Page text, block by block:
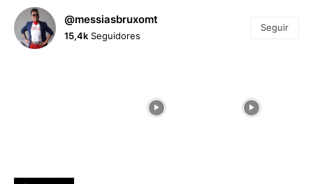
@messiasbruxomt
15,4k Seguidores
Seguir